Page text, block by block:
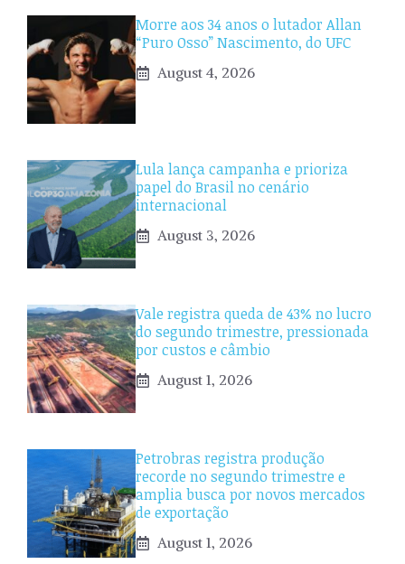
Morre aos 34 anos o lutador Allan
“Puro Osso” Nascimento, do UFC
August 4, 2026
Lula lança campanha e prioriza
papel do Brasil no cenário
internacional
August 3, 2026
Vale registra queda de 43% no lucro
do segundo trimestre, pressionada
por custos e câmbio
August 1, 2026
Petrobras registra produção
recorde no segundo trimestre e
amplia busca por novos mercados
de exportação
August 1, 2026